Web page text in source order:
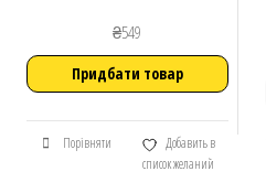
₴549
Придбати товар
Порівняти
Добавить в
список желаний